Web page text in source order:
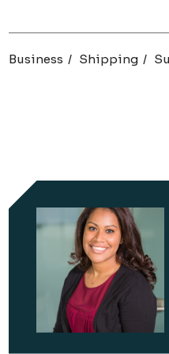
Business Shipping